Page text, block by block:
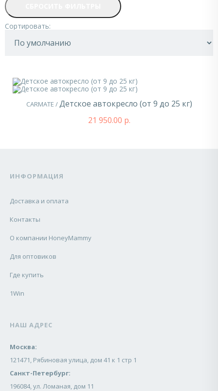
Сортировать:
CARMATE /Детское автокресло (от 9 до 25 кг)
21 950.00 р.
ИНФОРМАЦИЯ
Доставка и оплата
Контакты
О компании HoneyMammy
Для оптовиков
Где купить
1Win
НАШ АДРЕС
Москва:
121471, Рябиновая улица, дом 41 к 1 стр 1
Санкт-Петербург:
196084, ул. Ломаная, дом 11